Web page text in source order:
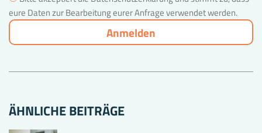
eure Daten zur Bearbeitung eurer Anfrage verwendet werden.
ÄHNLICHE BEITRÄGE